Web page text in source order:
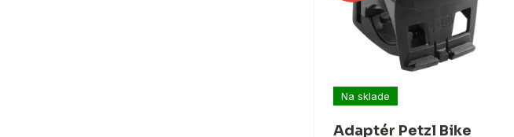
Na sklade
Adaptér Petzl Bike